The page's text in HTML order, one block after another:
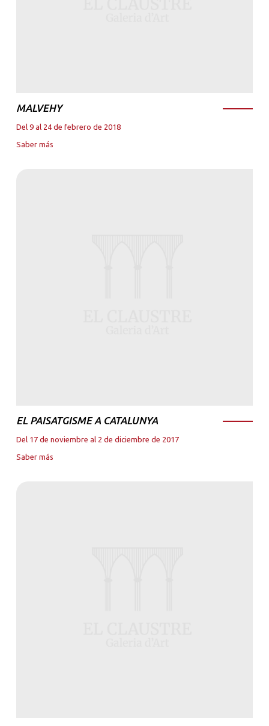
MALVEHY
Del 9 al 24 de febrero de 2018
Saber más
EL PAISATGISME A CATALUNYA
Del 17 de noviembre al 2 de diciembre de 2017
Saber más